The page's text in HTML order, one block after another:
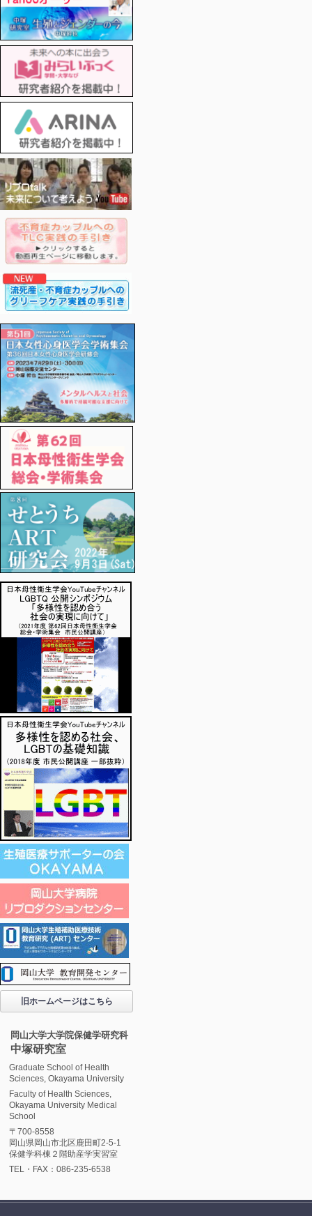
旧ホームページはこちら
岡山大学大学院保健学研究科
中塚研究室
Graduate School of Health
Sciences, Okayama University
Faculty of Health Sciences,
Okayama University Medical
School
〒700-8558
岡山県岡山市北区鹿田町2-5-1
保健学科棟２階助産学実習室
TEL・FAX：086-235-6538